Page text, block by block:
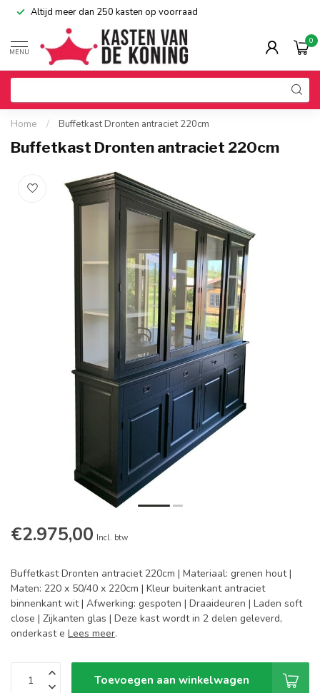
Altijd meer dan 250 kasten op voorraad
MENU
0
Home / Buffetkast Dronten antraciet 220cm
Buffetkast Dronten antraciet 220cm
€2.975,00 Incl. btw
Buffetkast Dronten antraciet 220cm | Materiaal: grenen hout |
Maten: 220 x 50/40 x 220cm | Kleur buitenkant antraciet
binnenkant wit | Afwerking: gespoten | Draaideuren | Laden soft
close | Zijkanten glas | Deze kast wordt in 2 delen geleverd,
onderkast e Lees meer.
Toevoegen aan winkelwagen